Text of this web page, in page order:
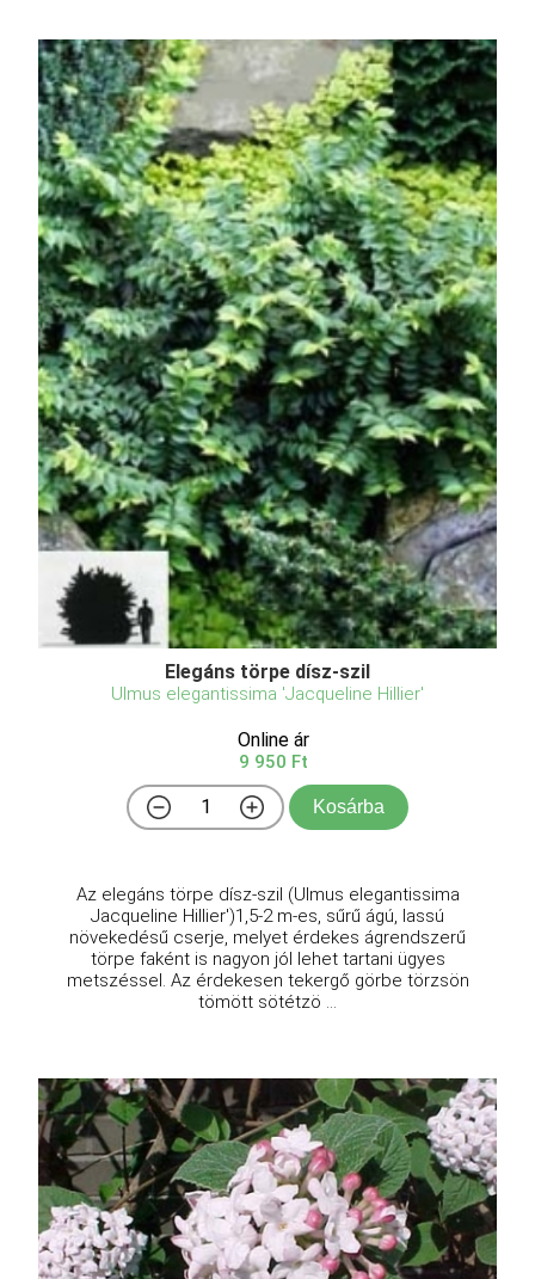
Elegáns törpe dísz-szil
Ulmus elegantissima 'Jacqueline Hillier'
Online ár
9 950 Ft
Kosárba
Az elegáns törpe dísz-szil (Ulmus elegantissima
Jacqueline Hillier')1,5-2 m-es, sűrű ágú, lassú
növekedésű cserje, melyet érdekes ágrendszerű
törpe faként is nagyon jól lehet tartani ügyes
metszéssel. Az érdekesen tekergő görbe törzsön
tömött sötétzö ...